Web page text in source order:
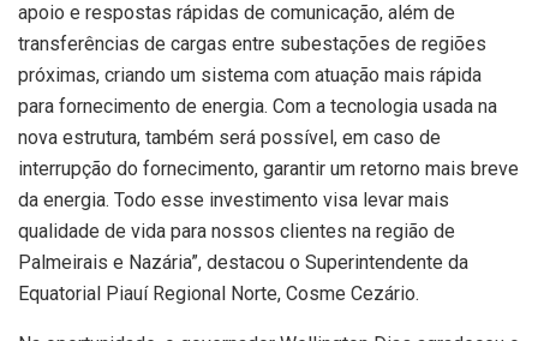
apoio e respostas rápidas de comunicação, além de
transferências de cargas entre subestações de regiões
próximas, criando um sistema com atuação mais rápida
para fornecimento de energia. Com a tecnologia usada na
nova estrutura, também será possível, em caso de
interrupção do fornecimento, garantir um retorno mais breve
da energia. Todo esse investimento visa levar mais
qualidade de vida para nossos clientes na região de
Palmeirais e Nazária”, destacou o Superintendente da
Equatorial Piauí Regional Norte, Cosme Cezário.